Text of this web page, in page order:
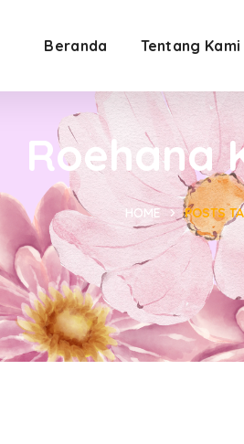
Beranda Tentang Kami
Roehana
HOME POSTS